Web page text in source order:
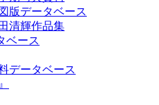
版データベース
清輝作品集
ベース
データベース